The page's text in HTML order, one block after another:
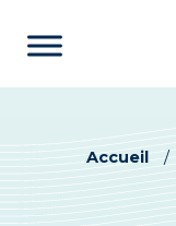
Accueil /